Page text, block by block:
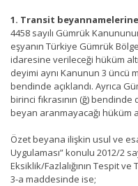
1. Transit
4458 sayılı Gümrük
eşyanın Türkiye Gümrük
idaresine verileceği hüküm
deyimi aynı Kanunun 3 üncü
bendinde açıklandı. Ayrıca
birinci fıkrasının (ğ)
beyan aranmayacağı hüküm
Özet beyana ilişkin usul ve
Uygulaması” konulu 2012/2
Eksiklik/Fazlalığının Tespit
3-a maddesinde ise;